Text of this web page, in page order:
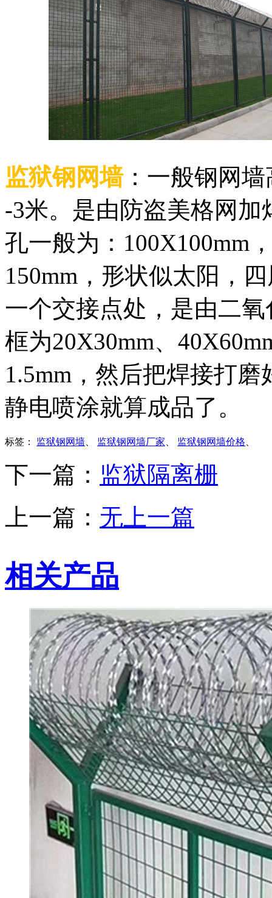
监狱钢网墙：一般钢网
-3米。是由防盗美格网
孔一般为：100X100mm
150mm，形状似太阳，
一个交接点处，是由二
框为20X30mm、
1.5mm，然后把焊接打
静电喷涂就算成品了。
标签： 监狱钢网墙、 监狱钢网墙厂家、 监狱钢网墙价格、
下一篇： 监狱隔离栅
上一篇： 无上一篇
相关产品